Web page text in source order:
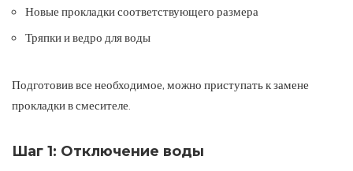
Новые прокладки соответствующего размера
Тряпки и ведро для воды
Подготовив все необходимое, можно приступать к замене
прокладки в смесителе.
Шаг 1: Отключение воды